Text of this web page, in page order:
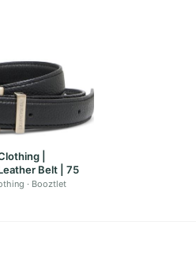
|
Belt | 75
Booztlet